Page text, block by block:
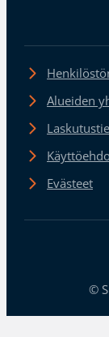
Alueiden
Evästeet
©